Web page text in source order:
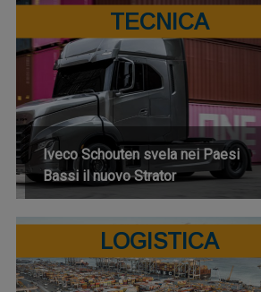
TECNICA
Iveco Schouten svela nei Paesi
Bassi il nuovo Strator
LOGISTICA